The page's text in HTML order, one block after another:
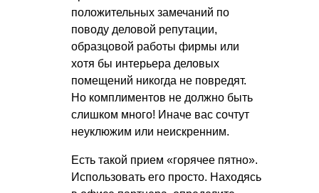
положительных замечаний по
поводу деловой репутации,
образцовой работы фирмы или
хотя бы интерьера деловых
помещений никогда не повредят.
Но комплиментов не должно быть
слишком много! Иначе вас сочтут
неуклюжим или неискренним.
Есть такой прием «горячее пятно».
Использовать его просто. Находясь